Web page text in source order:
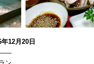
12月20日